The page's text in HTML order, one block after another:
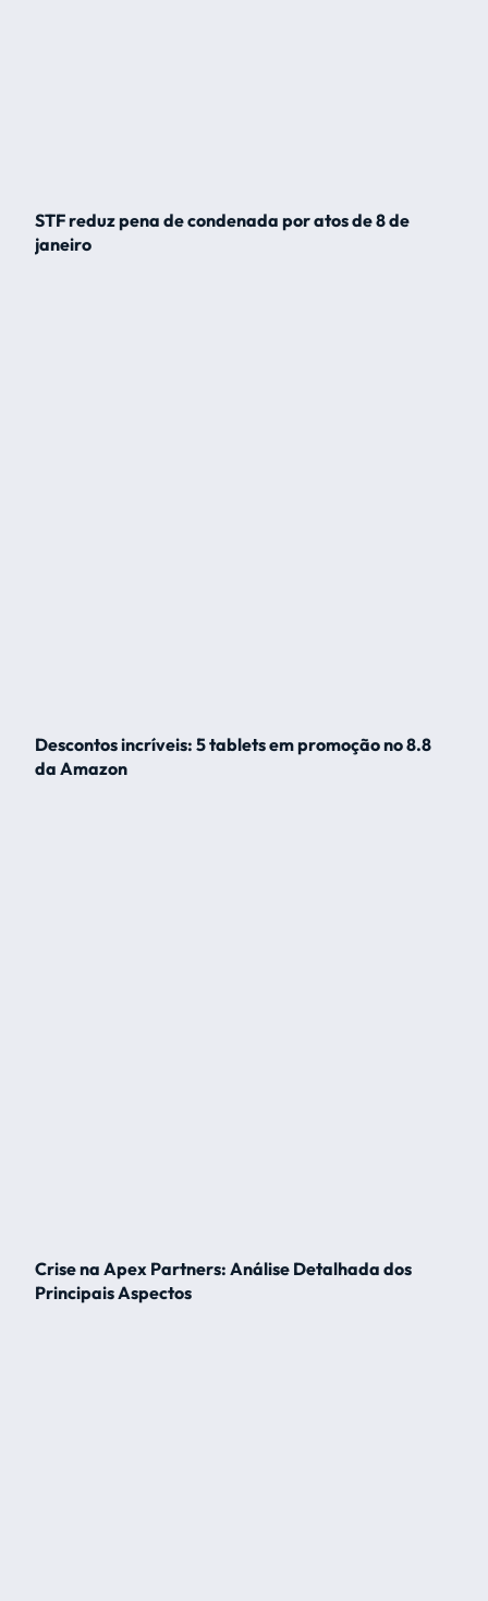
STF reduz pena de condenada por atos de 8 de
janeiro
Descontos incríveis: 5 tablets em promoção no 8.8
da Amazon
Crise na Apex Partners: Análise Detalhada dos
Principais Aspectos